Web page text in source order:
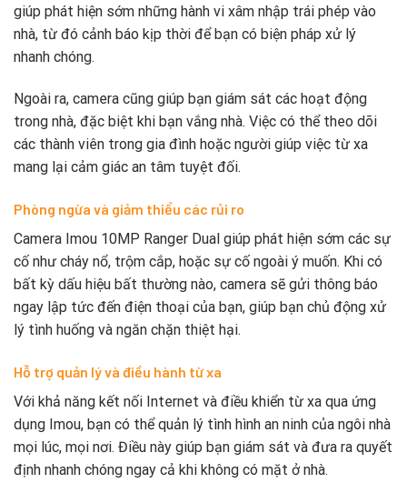
giúp phát hiện sớm những hành vi xâm nhập trái phép vào
nhà, từ đó cảnh báo kịp thời để bạn có biện pháp xử lý
nhanh chóng.
Ngoài ra, camera cũng giúp bạn giám sát các hoạt động
trong nhà, đặc biệt khi bạn vắng nhà. Việc có thể theo dõi
các thành viên trong gia đình hoặc người giúp việc từ xa
mang lại cảm giác an tâm tuyệt đối.
Phòng ngừa và giảm thiểu các rủi ro
Camera Imou 10MP Ranger Dual giúp phát hiện sớm các sự
cố như cháy nổ, trộm cắp, hoặc sự cố ngoài ý muốn. Khi có
bất kỳ dấu hiệu bất thường nào, camera sẽ gửi thông báo
ngay lập tức đến điện thoại của bạn, giúp bạn chủ động xử
lý tình huống và ngăn chặn thiệt hại.
Hỗ trợ quản lý và điều hành từ xa
Với khả năng kết nối Internet và điều khiển từ xa qua ứng
dụng Imou, bạn có thể quản lý tình hình an ninh của ngôi nhà
mọi lúc, mọi nơi. Điều này giúp bạn giám sát và đưa ra quyết
định nhanh chóng ngay cả khi không có mặt ở nhà.